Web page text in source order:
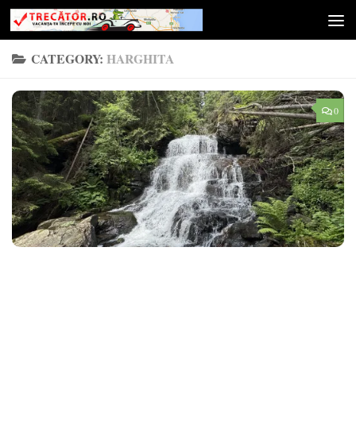
Skip to content
CATEGORY: HARGHITA
0